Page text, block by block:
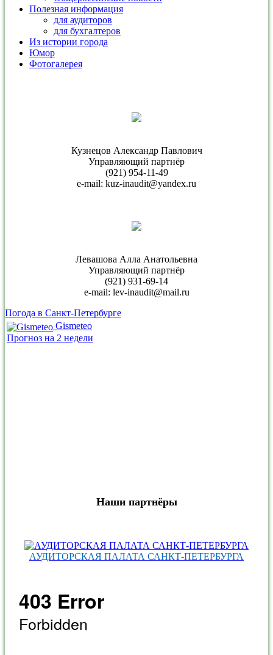
Полезная информация
для аудиторов
для бухгалтеров
Из истории города
Юмор
Фотогалерея
Кузнецов Александр Павлович
Управляющий партнёр
(921) 954-11-49
e-mail: kuz-inaudit@yandex.ru
Левашова Алла Анатольевна
Управляющий партнёр
(921) 931-69-14
e-mail: lev-inaudit@mail.ru
Погода в Санкт-Петербурге
Gismeteo
Прогноз на 2 недели
Наши партнёры
АУДИТОРСКАЯ ПАЛАТА САНКТ‑ПЕТЕРБУРГА